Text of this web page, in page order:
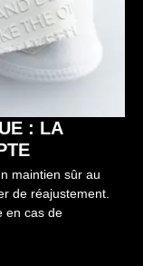
: LA
maintien sûr au
de réajustement.
en cas de